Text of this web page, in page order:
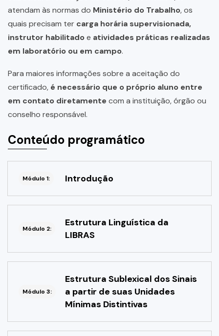
atendam às normas do Ministério do Trabalho, os
quais precisam ter carga horária supervisionada,
instrutor habilitadoe atividades práticas realizadas
em laboratório ou em campo.
Para maiores informações sobre a aceitação do
certificado, é necessário que o próprio aluno entre
em contato diretamente com a instituição, órgão ou
conselho responsável.
Conteúdo programático
Módulo 1: Introdução
Módulo 2:
Estrutura Linguística da
LIBRAS
Módulo 3:
Estrutura Sublexical dos Sinais
a partir de suas Unidades
Mínimas Distintivas